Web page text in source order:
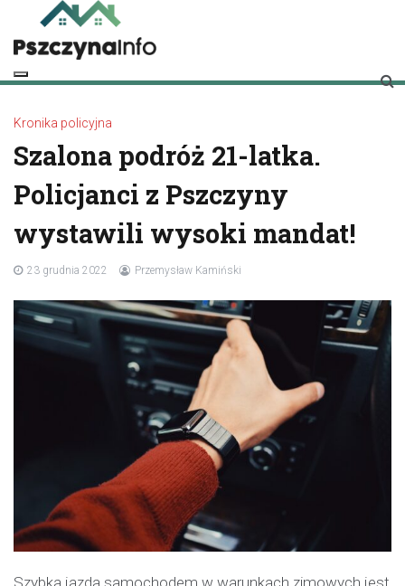
content
pszczynainfo.pl
Twoje źródło informacji o Pszczynie
Kronika policyjna
Szalona podróż 21-latka.
Policjanci z Pszczyny
wystawili wysoki mandat!
23 grudnia 2022 Przemysław Kamiński